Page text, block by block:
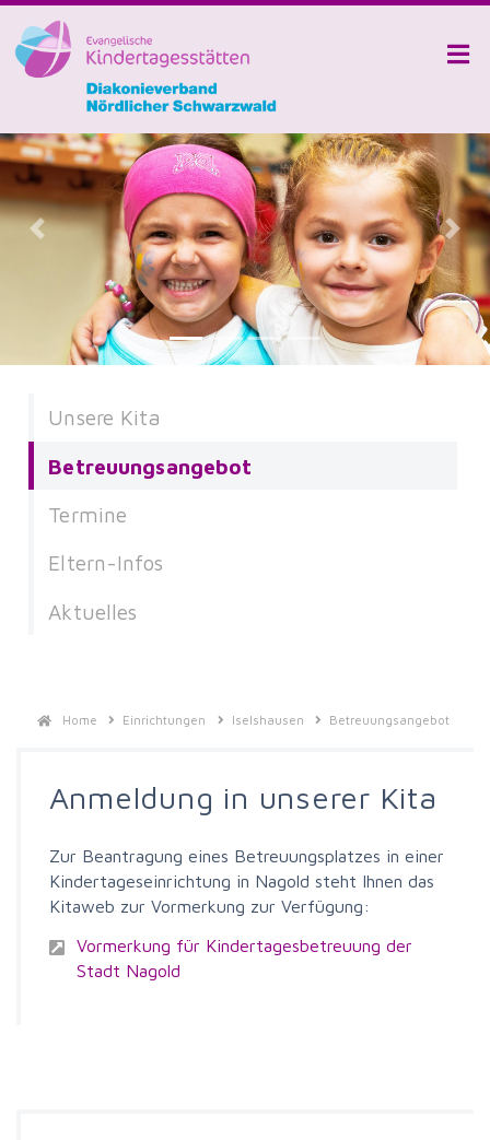
Previous Next
Unsere Kita
Betreuungsangebot
Termine
Eltern-Infos
Aktuelles
Home Einrichtungen Iselshausen Betreuungsangebot
Anmeldung in unserer Kita
Zur Beantragung eines Betreuungsplatzes in einer
Kindertageseinrichtung in Nagold steht Ihnen das
Kitaweb zur Vormerkung zur Verfügung:
Vormerkung für Kindertagesbetreuung der
Stadt Nagold